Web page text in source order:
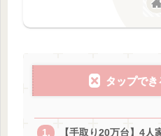
タップでき
【手取り20万台】4人